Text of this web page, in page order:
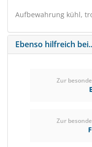
Aufbewahrung kühl,
Ebenso hilfreich
Zur
Zur